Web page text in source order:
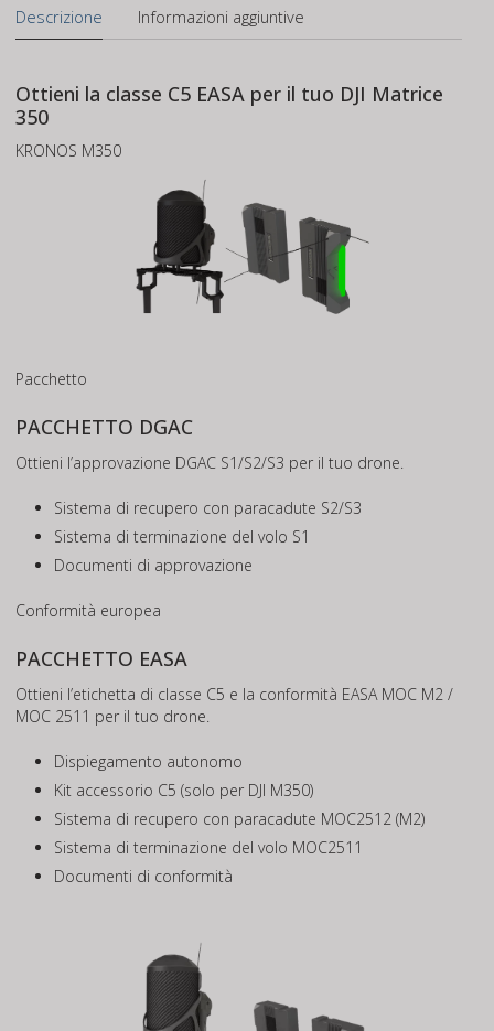
Descrizione Informazioni aggiuntive
Ottieni la classe C5 EASA per il tuo DJI Matrice
350
KRONOS M350
Pacchetto
PACCHETTO DGAC
Ottieni l’approvazione DGAC S1/S2/S3 per il tuo drone.
Sistema di recupero con paracadute S2/S3
Sistema di terminazione del volo S1
Documenti di approvazione
Conformità europea
PACCHETTO EASA
Ottieni l’etichetta di classe C5 e la conformità EASA MOC M2 /
MOC 2511 per il tuo drone.
Dispiegamento autonomo
Kit accessorio C5 (solo per DJI M350)
Sistema di recupero con paracadute MOC2512 (M2)
Sistema di terminazione del volo MOC2511
Documenti di conformità